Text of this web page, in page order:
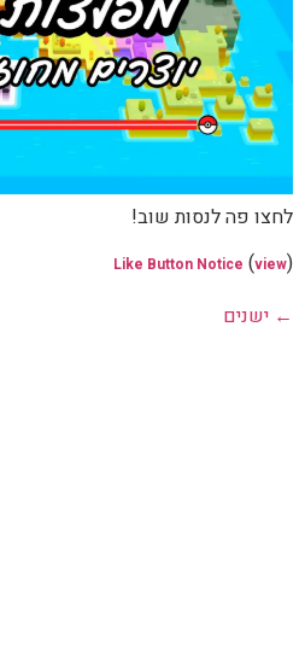
לחצו פה לנסות שוב!
Like Button Notice (view)
← ישנים